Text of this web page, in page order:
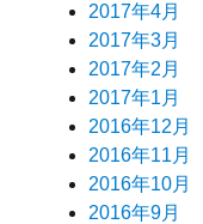
2017年4月
2017年3月
2017年2月
2017年1月
2016年12月
2016年11月
2016年10月
2016年9月